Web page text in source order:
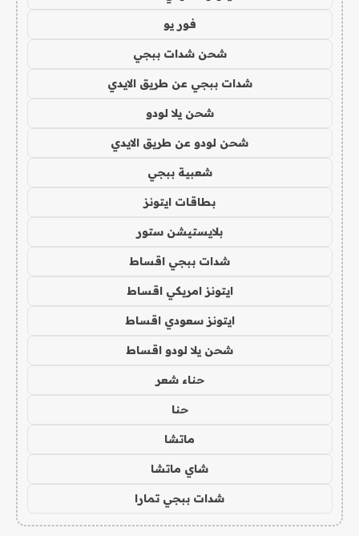
فور يو
شحن شدات ببجي
شدات ببجي عن طريق الايدي
شحن يلا لودو
شحن لودو عن طريق الايدي
شعبية ببجي
بطاقات ايتونز
بلايستيشن ستور
شدات ببجي اقساط
ايتونز امريكي اقساط
ايتونز سعودي اقساط
شحن يلا لودو اقساط
حناء شعر
حنا
ماتشا
شاي ماتشا
شدات ببجي تمارا